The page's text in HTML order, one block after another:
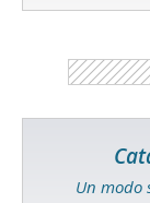
Un modo